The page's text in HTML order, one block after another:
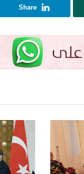
Share